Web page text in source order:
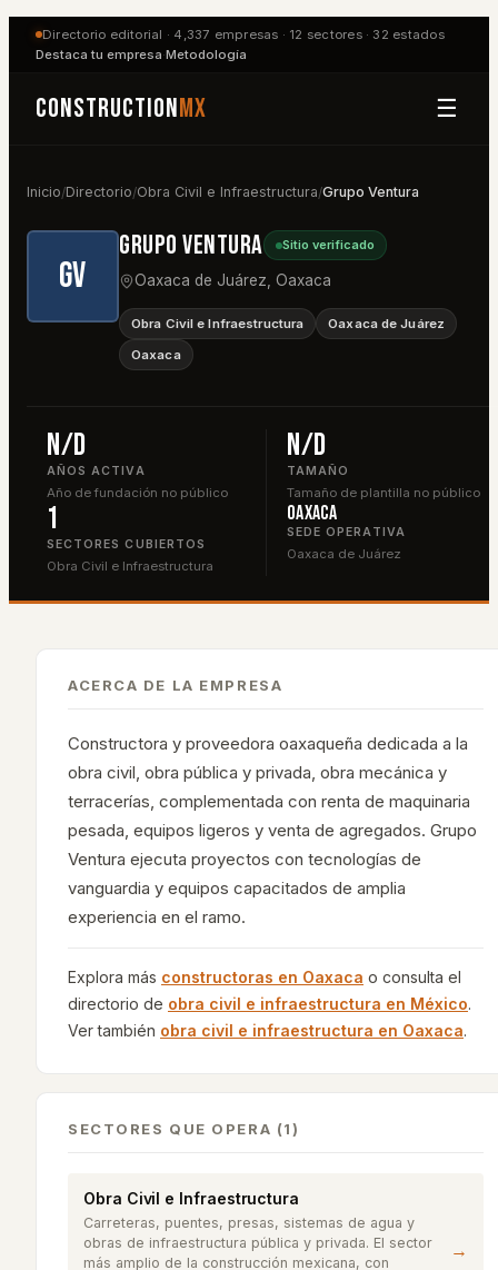
Directorio editorial · 4,337 empresas · 12 sectores · 32 estados
Destaca tu empresa·Metodología
ConstructionMX ☰
Inicio/Directorio/Obra Civil e Infraestructura/Grupo Ventura
GV
Grupo Ventura Sitio verificado
Oaxaca de Juárez Oaxaca
Obra Civil e Infraestructura
Oaxaca de Juárez
Oaxaca
n/d
AÑOS ACTIVA
Año de fundación no público
n/d
TAMAÑO
Tamaño de plantilla no público
1
SECTORES CUBIERTOS
Obra Civil e Infraestructura
Oaxaca
SEDE OPERATIVA
Oaxaca de Juárez
ACERCA DE LA EMPRESA
Constructora y proveedora oaxaqueña dedicada a la
obra civil, obra pública y privada, obra mecánica y
terracerías, complementada con renta de maquinaria
pesada, equipos ligeros y venta de agregados. Grupo
Ventura ejecuta proyectos con tecnologías de
vanguardia y equipos capacitados de amplia
experiencia en el ramo.
Explora más constructoras en Oaxaca o consulta el
directorio de obra civil e infraestructura en México.
Ver también obra civil e infraestructura en Oaxaca.
SECTORES QUE OPERA (1)
Obra Civil e Infraestructura
Carreteras, puentes, presas, sistemas de agua y
obras de infraestructura pública y privada. El sector
más amplio de la construcción mexicana, con
→